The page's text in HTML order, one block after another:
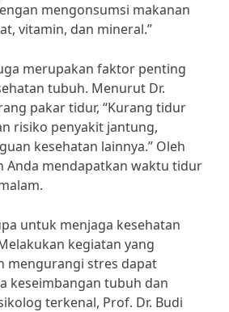
mengonsumsi makanan
vitamin, dan mineral.”
merupakan faktor penting
tubuh. Menurut Dr.
pakar tidur, “Kurang tidur
risiko penyakit jantung,
kesehatan lainnya.” Oleh
Anda mendapatkan waktu tidur
untuk menjaga kesehatan
kegiatan yang
mengurangi stres dapat
keseimbangan tubuh dan
terkenal, Prof. Dr. Budi